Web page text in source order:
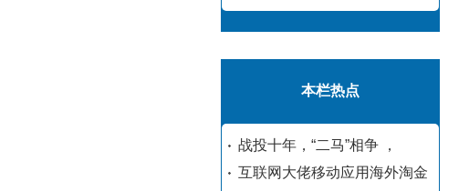
本栏热点
战投十年，“二马”相争 ，
互联网大佬移动应用海外淘金